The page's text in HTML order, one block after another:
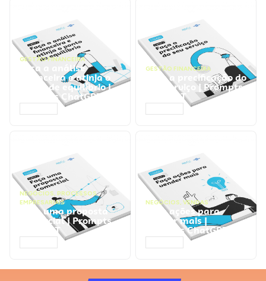
GESTÃO FINANCEIRA
Faça a análise
financeira e atinja o
ponto de equilíbrio |
Prompts ChatGPT
GESTÃO FINANCEIRA
Faça a precificação do
seu serviço | Prompts
ChatGPT
NEGÓCIOS, PROCESSOS
EMPRESARIAIS
Faça uma proposta
comercial | Prompts
ChatGPT
NEGÓCIOS, VENDAS
Faça ações para
vender mais |
Prompts ChatGPT